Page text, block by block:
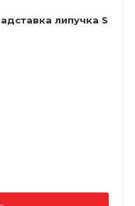
липучка S